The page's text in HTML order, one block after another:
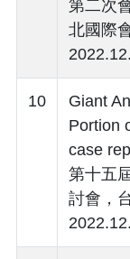
第二次
北國際
10
Giant
Portion
case
第十五
討會，